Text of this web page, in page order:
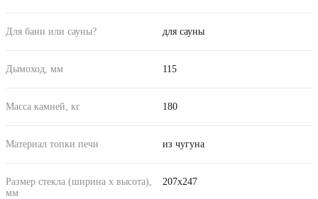
Для бани или сауны? для сауны
Дымоход, мм 115
Масса камней, кг 180
Материал топки печи из чугуна
Размер стекла (ширина х высота),
мм
207х247